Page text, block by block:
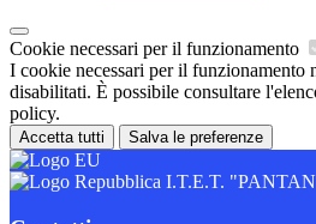
Cookie necessari per il funzionamento
I cookie necessari per il funzionamento
disabilitati. È possibile consultare
policy.
Accetta tutti Salva le preferenze
I.T.E.T.